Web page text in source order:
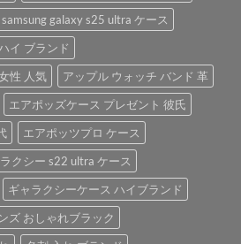
samsung galaxy s25 ultra ケース
イ ブランド
性 人気
アップル ウォッチ バンド 革
エアポッズケース プレゼント 彼氏
エアポッツプロ ケース
クシー s22 ultra ケース
ギャラクシーケース ハイブランド
ズ おしゃれブラック